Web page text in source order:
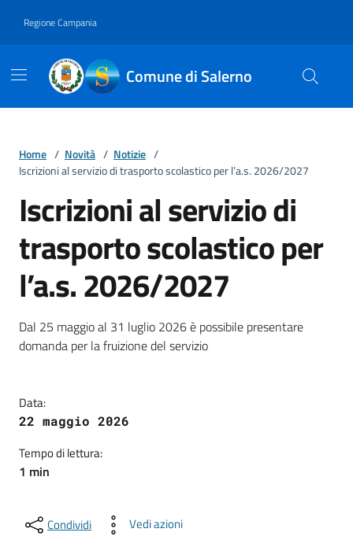
Regione Campania
Comune di Salerno
Home / Novità / Notizie /
Iscrizioni al servizio di trasporto scolastico per l’a.s. 2026/2027
Iscrizioni al servizio di
trasporto scolastico per
l’a.s. 2026/2027
Dettagli della notizia
Dal 25 maggio al 31 luglio 2026 è possibile presentare
domanda per la fruizione del servizio
Data:
22 maggio 2026
Tempo di lettura:
1 min
Condividi Vedi azioni